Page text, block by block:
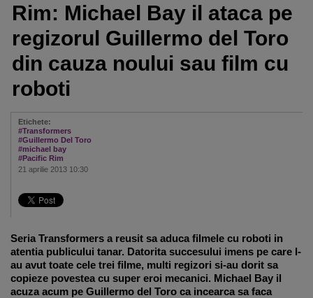
Rim: Michael Bay il ataca pe
regizorul Guillermo del Toro
din cauza noului sau film cu
roboti
Etichete:
#Transformers
#Guillermo Del Toro
#michael bay
#Pacific Rim
21 aprilie 2013 10:30
Seria Transformers a reusit sa aduca filmele cu roboti in
atentia publicului tanar. Datorita succesului imens pe care l-
au avut toate cele trei filme, multi regizori si-au dorit sa
copieze povestea cu super eroi mecanici. Michael Bay il
acuza acum pe Guillermo del Toro ca incearca sa faca